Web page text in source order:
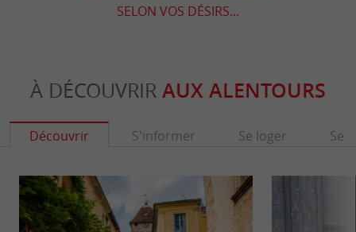
SELON VOS DÉSIRS...
À DÉCOUVRIR AUX ALENTOURS
Découvrir S'informer Se loger Se